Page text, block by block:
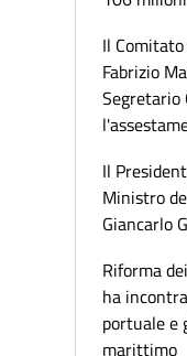
Il
Fabrizio
Segretario
Il
Ministro
Giancarlo
Riforma
ha
portuale e
marittimo